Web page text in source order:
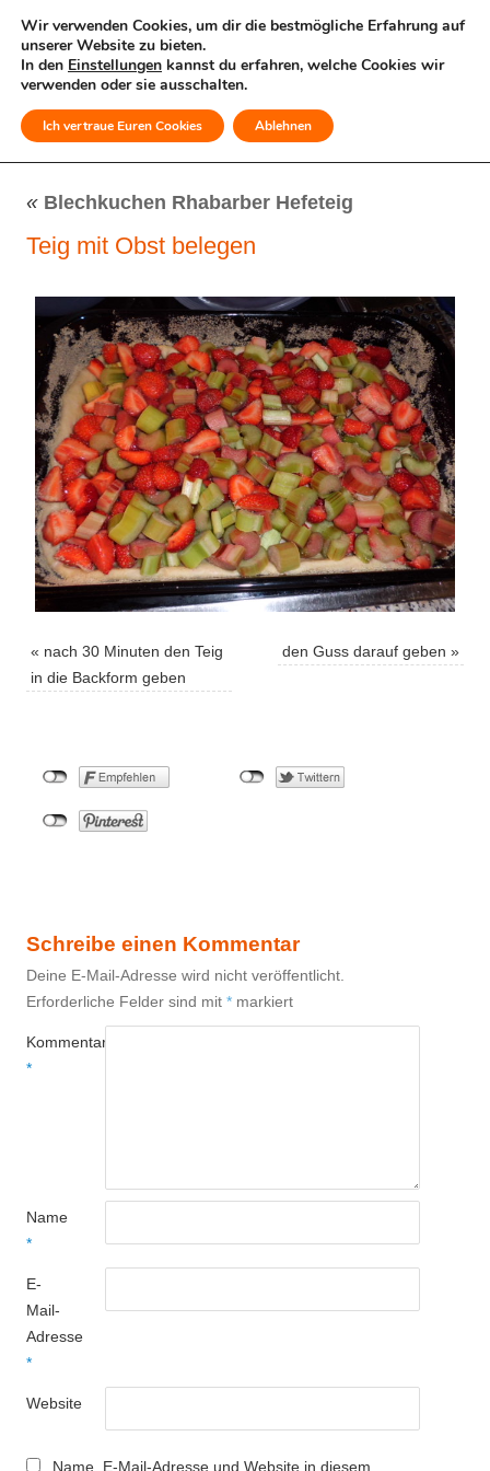
MENÜ
« Blechkuchen Rhabarber Hefeteig
Teig mit Obst belegen
« nach 30 Minuten den Teig
in die Backform geben
den Guss darauf geben »
Schreibe einen Kommentar
Deine E-Mail-Adresse wird nicht veröffentlicht.
Erforderliche Felder sind mit * markiert
Kommentar
*
Name
*
E-
Mail-
Adresse
*
Website
Name, E-Mail-Adresse und Website in diesem
Wir verwenden Cookies, um dir die bestmögliche Erfahrung auf
unserer Website zu bieten.
In den Einstellungen kannst du erfahren, welche Cookies wir
verwenden oder sie ausschalten.
Ich vertraue Euren Cookies Ablehnen